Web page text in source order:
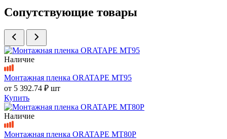
Сопутствующие товары
Наличие
Монтажная пленка ORATAPE MT95
от 5 392.74 ₽ шт
Купить
Наличие
Монтажная пленка ORATAPE MT80P